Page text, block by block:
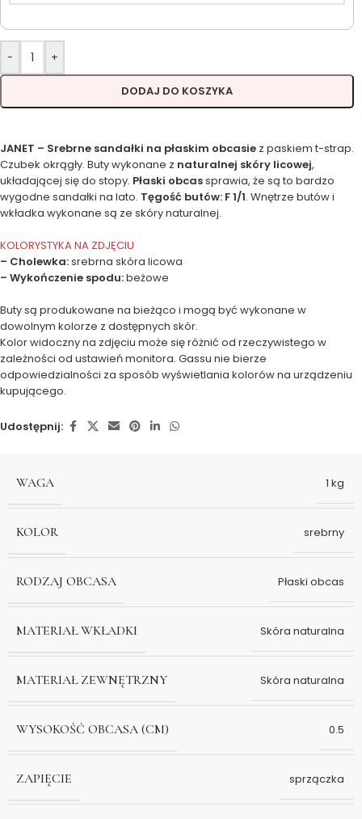
- +
DODAJ DO KOSZYKA
JANET – Srebrne sandałki na płaskim obcasie z paskiem t-strap.
Czubek okrągły. Buty wykonane z naturalnej skóry licowej,
układającej się do stopy. Płaski obcassprawia, że są to bardzo
wygodne sandałki na lato. Tęgość butów: F 1/1. Wnętrze butów i
wkładka wykonane są ze skóry naturalnej.
KOLORYSTYKA NA ZDJĘCIU
– Cholewka:srebrna skóra licowa
– Wykończenie spodu:beżowe
Buty są produkowane na bieżąco i mogą być wykonane w
dowolnym kolorze z dostępnych skór.
Kolor widoczny na zdjęciu może się różnić od rzeczywistego w
zależności od ustawień monitora. Gassu nie bierze
odpowiedzialności za sposób wyświetlania kolorów na urządzeniu
kupującego.
Udostępnij:
WAGA 1 kg
KOLOR srebrny
RODZAJ OBCASA Płaski obcas
MATERIAŁ WKŁADKI Skóra naturalna
MATERIAŁ ZEWNĘTRZNY Skóra naturalna
WYSOKOŚĆ OBCASA (CM) 0.5
ZAPIĘCIE sprzączka